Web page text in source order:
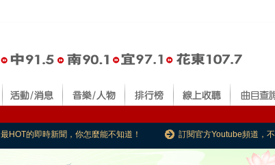
最HOT的即時新聞，你怎麼能不知道！ 訂閱官方Youtube頻道，